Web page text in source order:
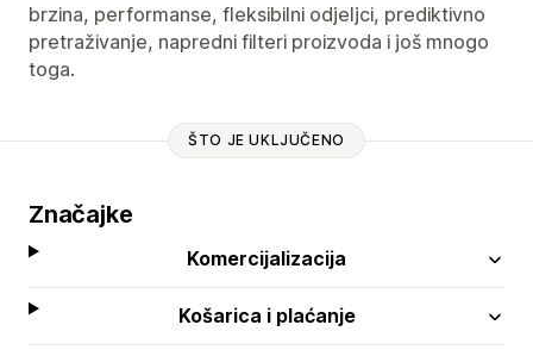
brzina, performanse, fleksibilni odjeljci, prediktivno
pretraživanje, napredni filteri proizvoda i još mnogo
toga.
ŠTO JE UKLJUČENO
Značajke
Komercijalizacija
Košarica i plaćanje